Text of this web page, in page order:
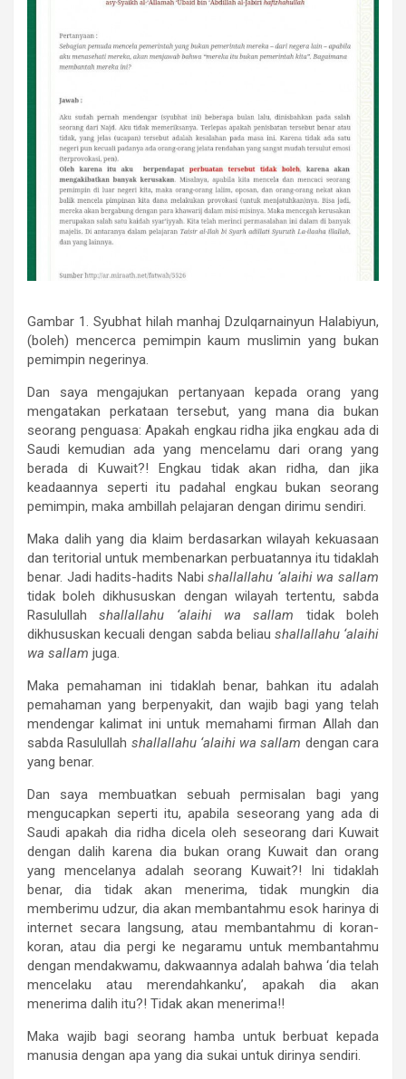
Gambar 1. Syubhat hilah manhaj Dzulqarnainyun Halabiyun,
(boleh) mencerca pemimpin kaum muslimin yang bukan
pemimpin negerinya.
Dan saya mengajukan pertanyaan kepada orang yang
mengatakan perkataan tersebut, yang mana dia bukan
seorang penguasa: Apakah engkau ridha jika engkau ada di
Saudi kemudian ada yang mencelamu dari orang yang
berada di Kuwait?! Engkau tidak akan ridha, dan jika
keadaannya seperti itu padahal engkau bukan seorang
pemimpin, maka ambillah pelajaran dengan dirimu sendiri.
Maka dalih yang dia klaim berdasarkan wilayah kekuasaan
dan teritorial untuk membenarkan perbuatannya itu tidaklah
benar. Jadi hadits-hadits Nabishallallahu ‘alaihi wa sallam
tidak boleh dikhususkan dengan wilayah tertentu, sabda
Rasulullahshallallahu ‘alaihi wa sallam tidak boleh
dikhususkan kecuali dengan sabda beliau shallallahu ‘alaihi
wa sallam juga.
Maka pemahaman ini tidaklah benar, bahkan itu adalah
pemahaman yang berpenyakit, dan wajib bagi yang telah
mendengar kalimat ini untuk memahami firman Allah dan
sabda Rasulullah shallallahu ‘alaihi wa sallam dengan cara
yang benar.
Dan saya membuatkan sebuah permisalan bagi yang
mengucapkan seperti itu, apabila seseorang yang ada di
Saudi apakah dia ridha dicela oleh seseorang dari Kuwait
dengan dalih karena dia bukan orang Kuwait dan orang
yang mencelanya adalah seorang Kuwait?! Ini tidaklah
benar, dia tidak akan menerima, tidak mungkin dia
memberimu udzur, dia akan membantahmu esok harinya di
internet secara langsung, atau membantahmu di koran-
koran, atau dia pergi ke negaramu untuk membantahmu
dengan mendakwamu, dakwaannya adalah bahwa ‘dia telah
mencelaku atau merendahkanku’, apakah dia akan
menerima dalih itu?! Tidak akan menerima!!
Maka wajib bagi seorang hamba untuk berbuat kepada
manusia dengan apa yang dia sukai untuk dirinya sendiri.